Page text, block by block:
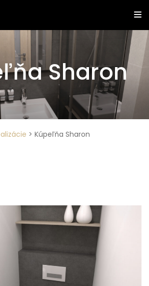
Sharon
> Kúpeľňa Sharon